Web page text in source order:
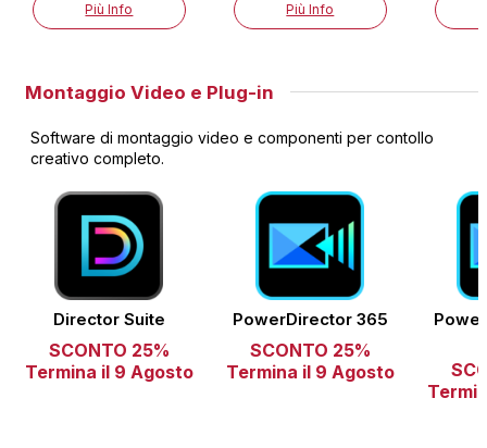
Più Info Più Info
Montaggio Video e Plug-in
Software di montaggio video e componenti per contollo
creativo completo.
Director Suite
SCONTO 25%
Termina il 9 Agosto
PowerDirector 365
SCONTO 25%
Termina il 9 Agosto